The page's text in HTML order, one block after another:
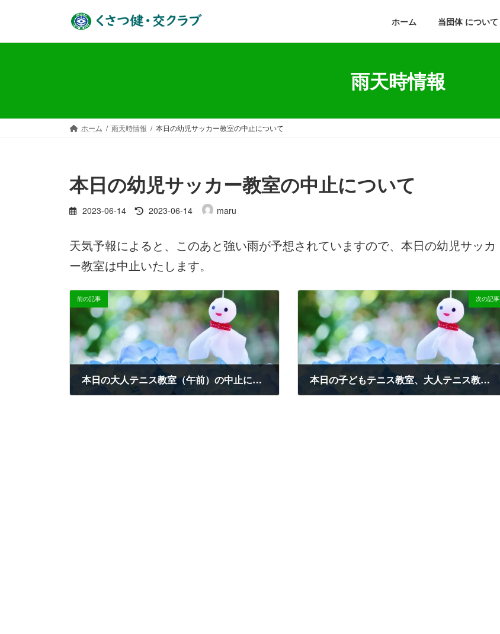
ッ
移
ホーム 当団体 について
雨天時情報
ホーム 雨天時情報 本日の幼児サッカー教室の中止について
本日の幼児サッカー教室の中止について
2023-06-14
最
新
時
2023-06-14 maru
天気予報によると、このあと強い雨が予想されていますので、本日の幼児サッカ
ー教室は中止いたします。
前の記事
本日の大人テニス教室（午前）の中止について
次の記事
本日の子どもテニス教室、大人テニス教室の中止について